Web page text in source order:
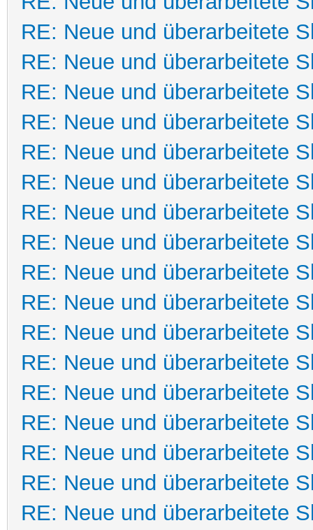
RE: Neue und überarbeitete
RE: Neue und überarbeitete
RE: Neue und überarbeitete
RE: Neue und überarbeitete
RE: Neue und überarbeitete
RE: Neue und überarbeitete
RE: Neue und überarbeitete
RE: Neue und überarbeitete
RE: Neue und überarbeitete
RE: Neue und überarbeitete
RE: Neue und überarbeitete
RE: Neue und überarbeitete
RE: Neue und überarbeitete
RE: Neue und überarbeitete
RE: Neue und überarbeitete
RE: Neue und überarbeitete
RE: Neue und überarbeitete